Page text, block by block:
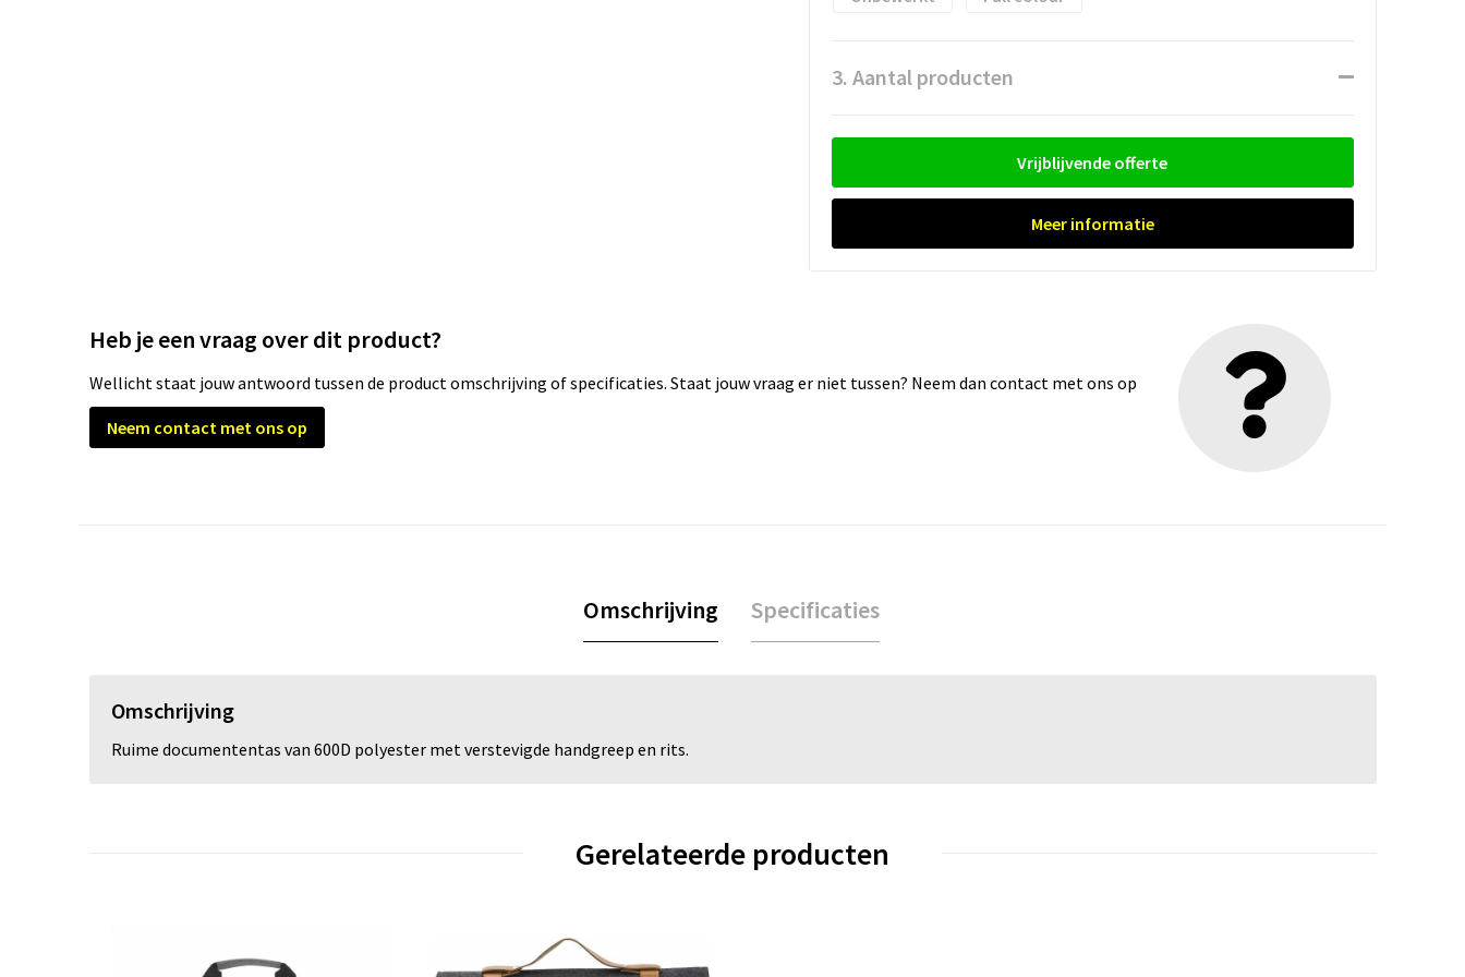
3. Aantal producten
Vrijblijvende offerte
Meer informatie
Heb je een vraag over dit product?
Wellicht staat jouw antwoord tussen de product omschrijving of specificaties. Staat jouw vraag er niet tussen? Neem dan contact met ons op
Neem contact met ons op
Omschrijving Specificaties
Omschrijving
Ruime documententas van 600D polyester met verstevigde handgreep en rits.
Gerelateerde producten